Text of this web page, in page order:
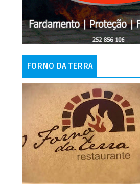
FORNO DA TERRA